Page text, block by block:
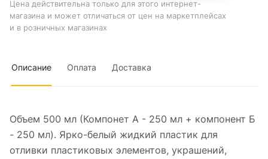
Цена действительна только для этого интернет-
магазина и может отличаться от цен на маркетплейсах
и в розничных магазинах
Описание Оплата Доставка
Объем 500 мл (Компонет А - 250 мл + компонент Б
- 250 мл). Ярко-белый жидкий пластик для
отливки пластиковых элементов, украшений,